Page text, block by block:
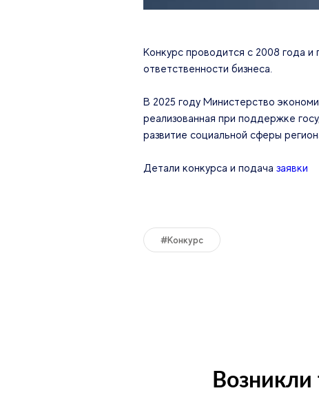
Конкурс проводится с 2008 года
ответственности бизнеса.
В 2025 году Министерство
реализованная при поддержке
развитие социальной сферы
Детали конкурса и подача заявки
#конкурс
Возникли